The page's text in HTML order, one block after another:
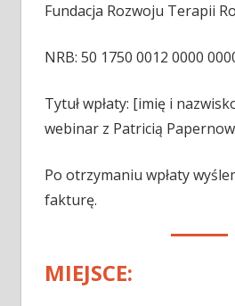
Fundacja Rozwoju Terapii
NRB: 50 1750 0012 0000
Tytuł wpłaty: [imię i
webinar z Patricią Papernow
Po otrzymaniu wpłaty
fakturę.
MIEJSCE: